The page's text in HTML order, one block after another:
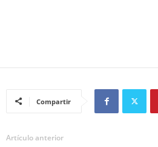
Compartir
Artículo anterior